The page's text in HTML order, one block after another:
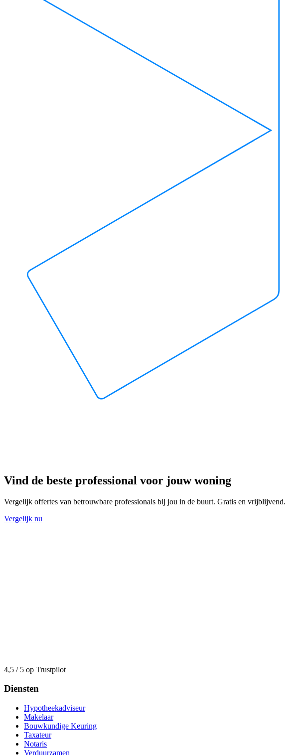
Vind de beste professional voor jouw woning
Vergelijk offertes van betrouwbare professionals bij jou in de buurt. Gratis en vrijblijvend.
Vergelijk nu
4,5 / 5 op Trustpilot
Diensten
Hypotheekadviseur
Makelaar
Bouwkundige Keuring
Taxateur
Notaris
Verduurzamen